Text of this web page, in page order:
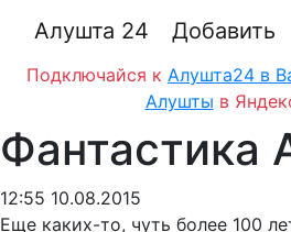
Алушта 24 Добавить
Подключайся к Алушта24 в
Алушты в
Фантастика
12:55 10.08.2015
Еще каких-то, чуть более 100